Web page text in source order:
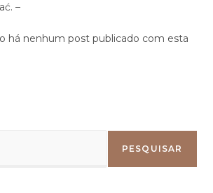
–
há nenhum post publicado com esta
PESQUISAR